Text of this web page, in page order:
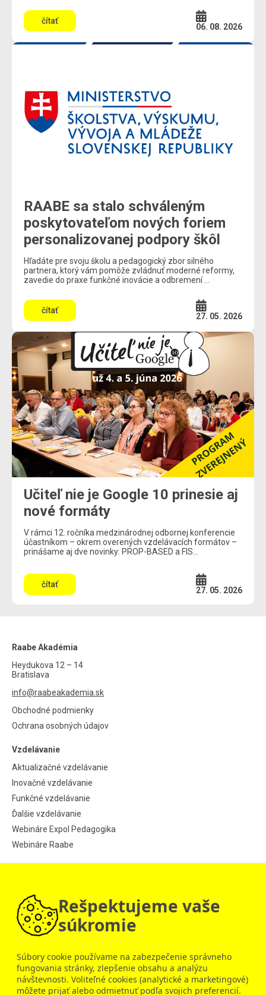
čítať
06. 08. 2026
RAABE sa stalo schváleným
poskytovateľom nových foriem
personalizovanej podpory škôl
Hľadáte pre svoju školu a pedagogický zbor silného
partnera, ktorý vám pomôže zvládnuť moderné reformy,
zavedie do praxe funkčné inovácie a odbremení ...
čítať
27. 05. 2026
Učiteľ nie je Google 10 prinesie aj
nové formáty
V rámci 12. ročníka medzinárodnej odbornej konferencie
účastníkom – okrem overených vzdelávacích formátov –
prinášame aj dve novinky: PROP-BASED a FIS...
čítať
27. 05. 2026
Raabe Akadémia
Heydukova 12 – 14
Bratislava
info@raabeakademia.sk
Obchodné podmienky
Ochrana osobných údajov
Vzdelávanie
Aktualizačné vzdelávanie
Inovačné vzdelávanie
Funkčné vzdelávanie
Ďalšie vzdelávanie
Webináre Expol Pedagogika
Webináre Raabe
Návod pre jednotlivcov
Návod pre školy
Raabe Slovensko
Dobrý deň, ako vám môžem pomôcť?
Rešpektujeme vaše
súkromie
Súbory cookie používame na zabezpečenie správneho
fungovania stránky, zlepšenie obsahu a analýzu
návštevnosti. Voliteľné cookies (analytické a marketingové)
môžete prijať alebo odmietnuť podľa svojich preferencií.